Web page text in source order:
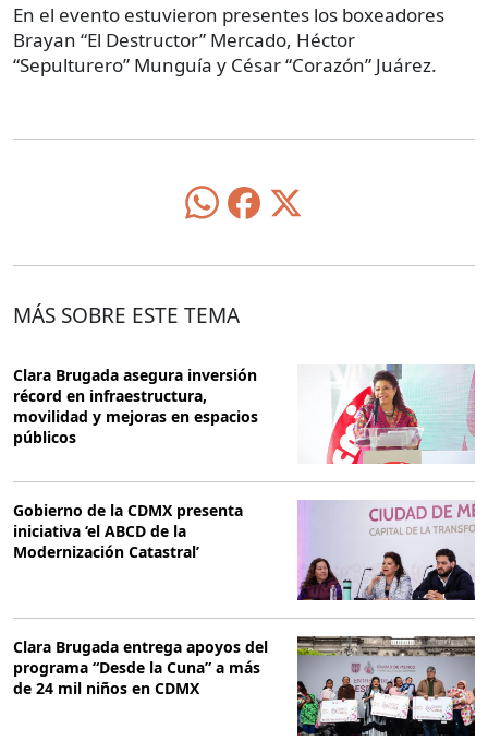
En el evento estuvieron presentes los boxeadores
Brayan “El Destructor” Mercado, Héctor
“Sepulturero” Munguía y César “Corazón” Juárez.
MÁS SOBRE ESTE TEMA
Clara Brugada asegura inversión
récord en infraestructura,
movilidad y mejoras en espacios
públicos
Gobierno de la CDMX presenta
iniciativa ‘el ABCD de la
Modernización Catastral’
Clara Brugada entrega apoyos del
programa “Desde la Cuna” a más
de 24 mil niños en CDMX